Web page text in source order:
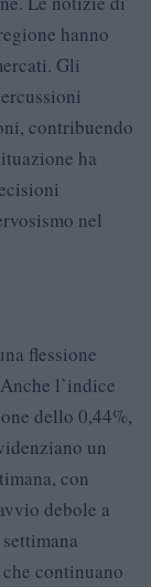
hanno
Gli
contribuendo
ha
nel
flessione
l’indice
dello 0,44%,
un
con
debole a
continuano